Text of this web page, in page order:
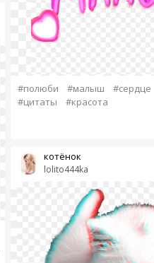
#полюби #малыш #сердце
#цитаты
#красота
lolito444ka
котёнок